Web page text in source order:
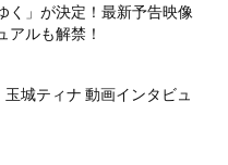
く」が決定！最新予告映像
アルも解禁！
玉城ティナ 動画インタビュ